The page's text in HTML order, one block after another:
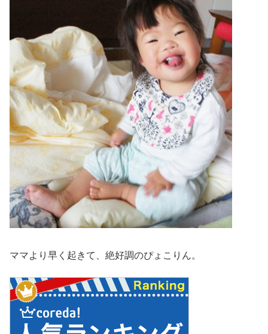
ママより早く起きて、絶好調のぴょこりん。